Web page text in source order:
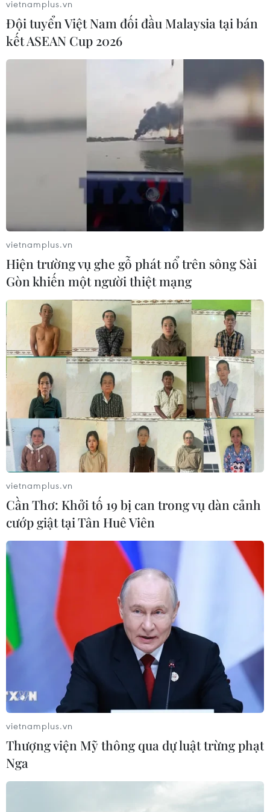
Google tiếp tục cho nhân viên làm việc tại
11/05/2020 09:16
Trước diễn biến vẫn còn phức tạp của dịch COVID-19 ở
nhiều quốc gia, trong đó có Mỹ, CEO Sundar Pichai đã
cho phép nhân viên có thể làm việc tại nhà cho đến
vietnamplus.vn
Đội tuyển Việt Nam đối đầu Malaysia tại bán
kết ASEAN Cup 2026
vietnamplus.vn
Hiện trường vụ ghe gỗ phát nổ trên sông Sài
Gòn khiến một người thiệt mạng
vietnamplus.vn
Cần Thơ: Khởi tố 19 bị can trong vụ dàn cảnh
cướp giật tại Tân Huê Viên
vietnamplus.vn
Thượng viện Mỹ thông qua dự luật trừng phạt
Nga